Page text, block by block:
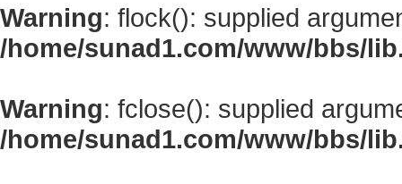
Warning: flock(): supplied
/home/sunad1.com/www/bbs/
Warning: fclose(): supplied
/home/sunad1.com/www/bbs/